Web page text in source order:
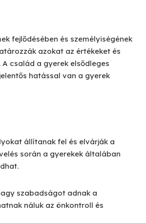
fejlődésében és személyiségének
azokat az értékeket és
család a gyerek elsődleges
hatással van a gyerek
állítanak fel és elvárják a
során a gyerekek általában
szabadságot adnak a
náluk az önkontroll és